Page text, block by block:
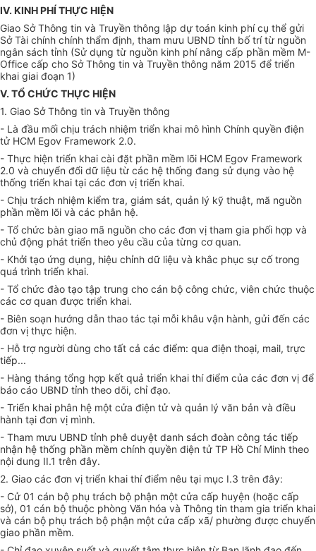
IV. KINH PHÍ THỰC HIỆN
Giao Sở Thông tin và Truyền thông lập dự toán kinh phí cụ thể gửi
Sở Tài chính chính thẩm định, tham mưu UBND tỉnh bố trí từ nguồn
ngân sách tỉnh (Sử dụng từ nguồn kinh phí nâng cấp phần mềm M-
Office cấp cho Sở Thông tin và Truyền thông năm 2015 để triển
khai giai đoạn 1)
V. TỔCHỨC THỰC HIỆN
1. Giao Sở Thông tin và Truyền thông
- Là đầu mối chịu trách nhiệm triển khai mô hình Chính quyền điện
tử HCM Egov Framework 2.0.
- Thực hiện triển khai cài đặt phần mềm lõi HCM Egov Framework
2.0 và chuyển đổi dữ liệu từ các hệ thống đang sử dụng vào hệ
thống triển khai tại các đơn vị triển khai.
- Chịu trách nhiệm kiểm tra, giám sát, quản lý kỹ thuật, mã nguồn
phần mềm lõi và các phân hệ.
- Tổ chức bàn giao mã nguồn cho các đơn vị tham gia phối hợp và
chủ động phát triển theo yêu cầu của từng cơ quan.
- Khởi tạo ứng dụng, hiệu chỉnh dữ liệu và khắc phục sự cố trong
quá trình triển khai.
- Tổ chức đào tạo tập trung cho cán bộ công chức, viên chức thuộc
các cơ quan được triển khai.
- Biên soạn hướng dẫn thao tác tại mỗi khâu vận hành, gửi đến các
đơn vị thực hiện.
- Hỗ trợ người dùng cho tất cả các điểm: qua điện thoại, mail, trực
tiếp...
- Hàng tháng tổng hợp kết quả triển khai thí điểm của các đơn vị để
báo cáo UBND tỉnh theo dõi, chỉ đạo.
- Triển khai phân hệ một cửa điện tử và quản lý văn bản và điều
hành tại đơn vị mình.
- Tham mưu UBND tỉnh phê duyệt danh sách đoàn công tác tiếp
nhận hệ thống phần mềm chính quyền điện tử TP Hồ Chí Minh theo
nội dung II.1 trên đây.
2. Giao các đơn vị triển khai thí điểm nêu tại mục I.3 trên đây:
- Cử 01 cán bộ phụ trách bộ phận một cửa cấp huyện (hoặc cấp
sở), 01 cán bộ thuộc phòng Văn hóa và Thông tin tham gia triển khai
và cán bộ phụ trách bộ phận một cửa cấp xã/ phường được chuyển
giao phần mềm.